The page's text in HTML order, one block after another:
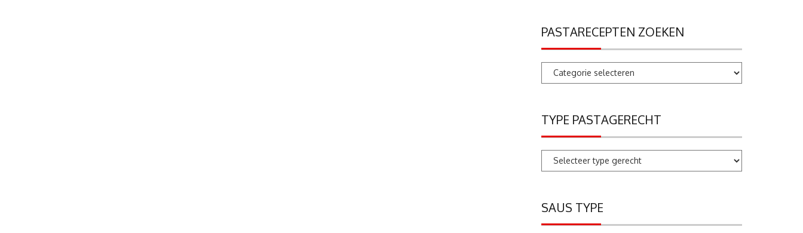
PASTARECEPTEN ZOEKEN
Pastarecepten
TYPE PASTAGERECHT
SAUS TYPE